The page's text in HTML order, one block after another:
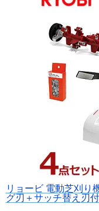
リョービ 電動芝刈り
グ刃＋サッチ替え刃